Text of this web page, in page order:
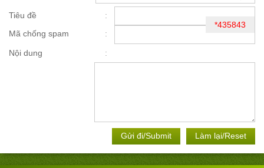
Tiêu đề
Mã chống spam
*435843
Nội dung
Làm lại/Reset
Gửi đi/Submit